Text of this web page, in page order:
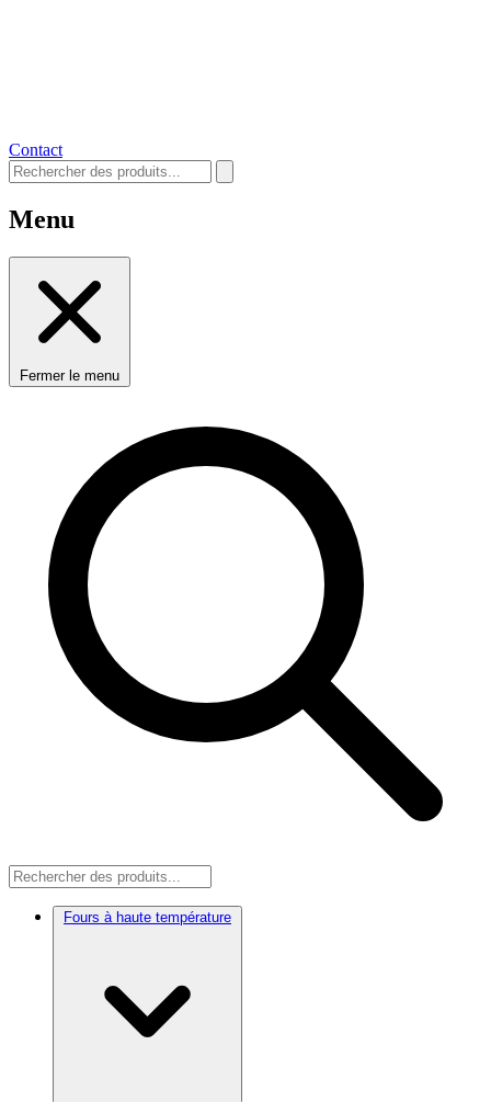
Contact
Menu
Fermer le menu
Fours à haute température